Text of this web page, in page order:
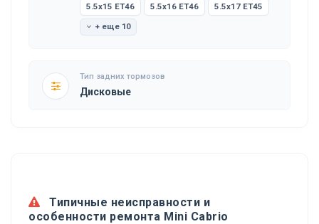
5.5x15 ET46 5.5x16 ET46 5.5x17 ET45
+ еще 10
Тип задних тормозов
Дисковые
Типичные неисправности и
особенности ремонта Mini Cabrio